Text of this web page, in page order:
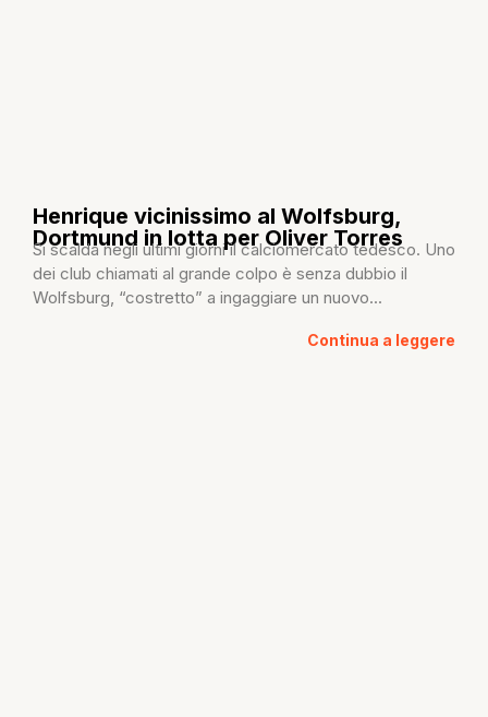
Henrique vicinissimo al Wolfsburg,
Dortmund in lotta per Oliver Torres
Si scalda negli ultimi giorni il calciomercato tedesco. Uno
dei club chiamati al grande colpo è senza dubbio il
Wolfsburg, “costretto” a ingaggiare un nuovo...
Continua a leggere